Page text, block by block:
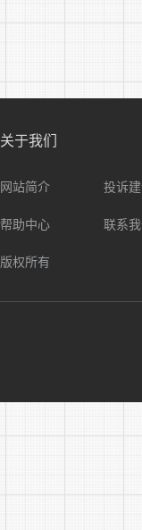
关于我们
网站简介 投诉
帮助中心 联系
版权所有